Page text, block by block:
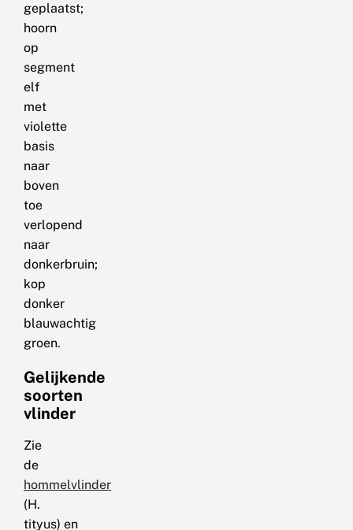
geplaatst;
hoorn
op
segment
elf
met
violette
basis
naar
boven
toe
verlopend
naar
donkerbruin;
kop
donker
blauwachtig
groen.
Gelijkende
soorten
vlinder
Zie
de
hommelvlinder
(H.
tityus) en